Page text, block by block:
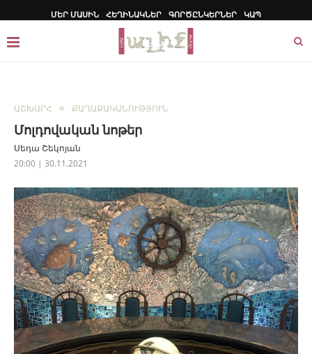
ՄԵՐ ՄԱՍԻՆ ՀԵՂԻՆԱԿՆԵՐ ԳՈՐԾԸՆԿԵՐՆԵՐ ԿԱՊ
ԱՇԽԱՐՀ ՔԱՂԱՔԱԿԱՆՈՒԹՅՈՒՆ
Մոլդովական նոթեր
Սեդա Շեկոյան
20:00 | 30.11.2021